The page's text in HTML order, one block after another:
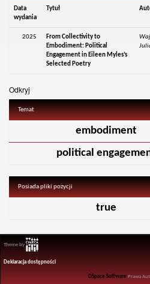
Data
wydania
Tytuł
2025
From Collectivity to
Embodiment: Political
Engagement in Eileen Myles’s
Selected Poetry
Odkryj
Temat
embodiment
political
Posiada pliki pozycji
true
Theme by
Deklaracja dostępności
DSpace Software Prawa